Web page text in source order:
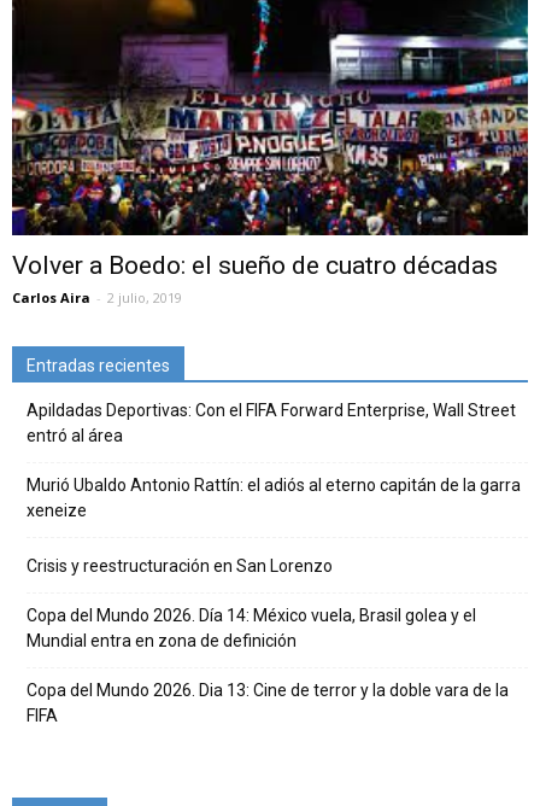
Volver a Boedo: el sueño de cuatro décadas
Carlos Aira - 2 julio, 2019
Entradas recientes
Apildadas Deportivas: Con el FIFA Forward Enterprise, Wall Street
entró al área
Murió Ubaldo Antonio Rattín: el adiós al eterno capitán de la garra
xeneize
Crisis y reestructuración en San Lorenzo
Copa del Mundo 2026. Día 14: México vuela, Brasil golea y el
Mundial entra en zona de definición
Copa del Mundo 2026. Dia 13: Cine de terror y la doble vara de la
FIFA